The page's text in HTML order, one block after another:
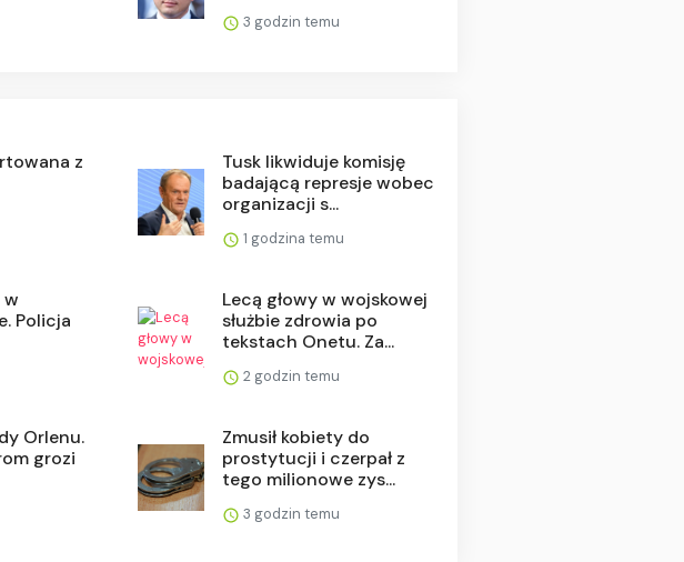
3 godzin temu
z
Tusk likwiduje komisję
badającą represje wobec
organizacji s...
1 godzina temu
w
Policja
Lecą głowy w wojskowej
służbie zdrowia po
tekstach Onetu. Za...
2 godzin temu
Orlenu.
grozi
Zmusił kobiety do
prostytucji i czerpał z
tego milionowe zys...
3 godzin temu